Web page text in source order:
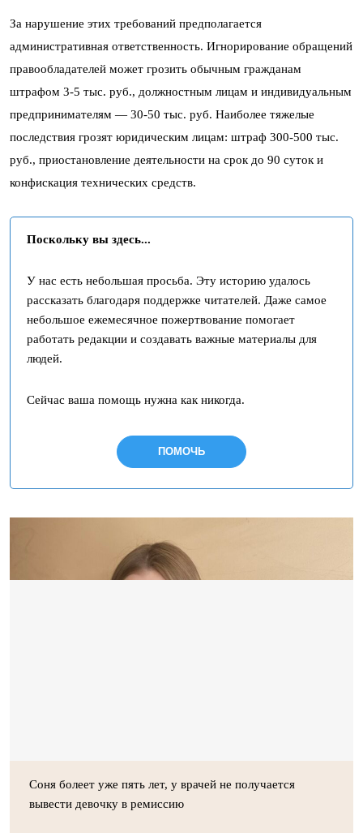
За нарушение этих требований предполагается
административная ответственность. Игнорирование обращений
правообладателей может грозить обычным гражданам
штрафом 3-5 тыс. руб., должностным лицам и индивидуальным
предпринимателям — 30-50 тыс. руб. Наиболее тяжелые
последствия грозят юридическим лицам: штраф 300-500 тыс.
руб., приостановление деятельности на срок до 90 суток и
конфискация технических средств.
Поскольку вы здесь...
У нас есть небольшая просьба. Эту историю удалось
рассказать благодаря поддержке читателей. Даже самое
небольшое ежемесячное пожертвование помогает
работать редакции и создавать важные материалы для
людей.
Сейчас ваша помощь нужна как никогда.
ПОМОЧЬ
Соня болеет уже пять лет, у врачей не получается
вывести девочку в ремиссию